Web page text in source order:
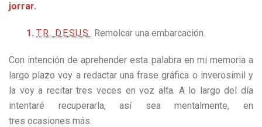
jorrar.
1. TR. DESUS. Remolcar una embarcación.
Con intención de aprehender esta palabra en mi memoria a
largo plazo voy a redactar una frase gráfica o inverosímil y
la voy a recitar tres veces en voz alta. A lo largo del día
intentaré recuperarla, así sea mentalmente, en
tres ocasiones más.